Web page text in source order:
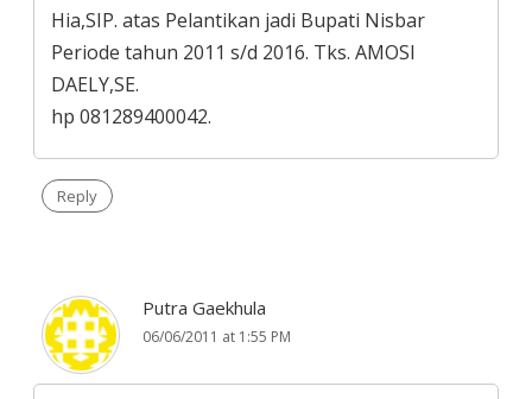
Hia,SIP. atas Pelantikan jadi Bupati Nisbar
Periode tahun 2011 s/d 2016. Tks. AMOSI
DAELY,SE.
hp 081289400042.
Reply
Putra Gaekhula
06/06/2011 at 1:55 PM